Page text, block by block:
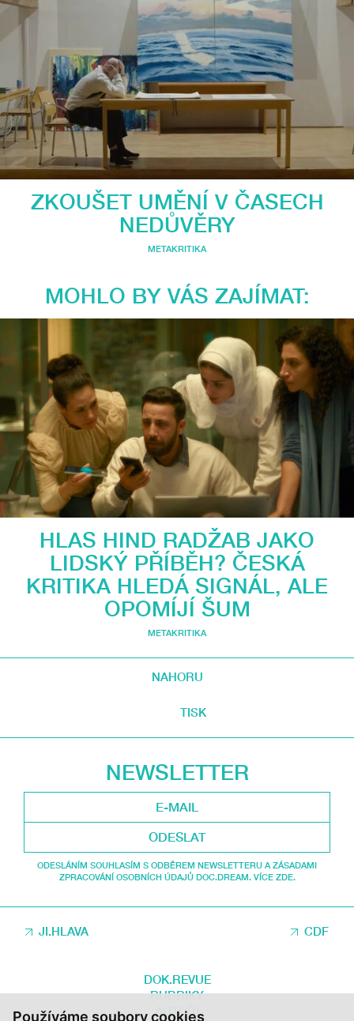
Používáme soubory cookies
ZKOUŠET UMĚNÍ V ČASECH
NEDŮVĚRY
METAKRITIKA
MOHLO BY VÁS ZAJÍMAT:
HLAS HIND RADŽAB JAKO
LIDSKÝ PŘÍBĚH? ČESKÁ
KRITIKA HLEDÁ SIGNÁL, ALE
OPOMÍJÍ ŠUM
METAKRITIKA
NAHORU
TISK
NEWSLETTER
ODESLAT
ODESLÁNÍM SOUHLASÍM S ODBĚREM NEWSLETTERU A ZÁSADAMI
ZPRACOVÁNÍ OSOBNÍCH ÚDAJŮ DOC.DREAM. VÍCE ZDE.
JI.HLAVA CDF
DOK.REVUE
RUBRIKY
AUTOŘI